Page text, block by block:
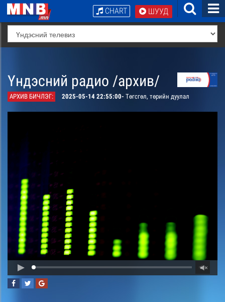
ШУУД
CHART
Үндэсний радио /архив/
АРХИВ БИЧЛЭГ: 2025-05-14 22:55:00- Төгсгөл, төрийн дуулал